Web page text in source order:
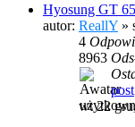
Hyosung GT
autor: ReallY »
4
8963
post
wt 22